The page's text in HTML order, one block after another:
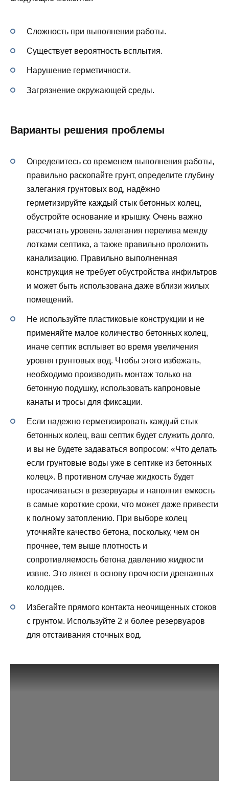
Сложность при выполнении работы.
Существует вероятность всплытия.
Нарушение герметичности.
Загрязнение окружающей среды.
Варианты решения проблемы
Определитесь со временем выполнения работы,
правильно раскопайте грунт, определите глубину
залегания грунтовых вод, надёжно
герметизируйте каждый стык бетонных колец,
обустройте основание и крышку. Очень важно
рассчитать уровень залегания перелива между
лотками септика, а также правильно проложить
канализацию. Правильно выполненная
конструкция не требует обустройства инфильтров
и может быть использована даже вблизи жилых
помещений.
Не используйте пластиковые конструкции и не
применяйте малое количество бетонных колец,
иначе септик всплывет во время увеличения
уровня грунтовых вод. Чтобы этого избежать,
необходимо производить монтаж только на
бетонную подушку, использовать капроновые
канаты и тросы для фиксации.
Если надежно герметизировать каждый стык
бетонных колец, ваш септик будет служить долго,
и вы не будете задаваться вопросом: «Что делать
если грунтовые воды уже в септике из бетонных
колец». В противном случае жидкость будет
просачиваться в резервуары и наполнит емкость
в самые короткие сроки, что может даже привести
к полному затоплению. При выборе колец
уточняйте качество бетона, поскольку, чем он
прочнее, тем выше плотность и
сопротивляемость бетона давлению жидкости
извне. Это ляжет в основу прочности дренажных
колодцев.
Избегайте прямого контакта неочищенных стоков
с грунтом. Используйте 2 и более резервуаров
для отстаивания сточных вод.